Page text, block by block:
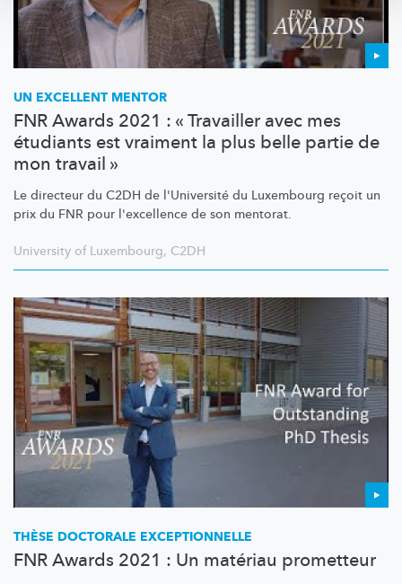
UN EXCELLENT MENTOR
FNR Awards 2021 : « Travailler avec mes
étudiants est vraiment la plus belle partie de
mon travail »
Le directeur du C2DH de l'Université du Luxembourg reçoit un
prix du FNR pour l'excellence de son mentorat.
University of Luxembourg, C2DH
THÈSE DOCTORALE EXCEPTIONNELLE
FNR Awards 2021 : Un matériau prometteur